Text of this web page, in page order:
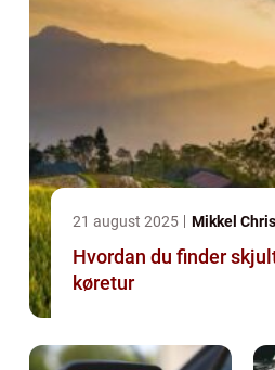
21 august 2025 Mikkel
Hvordan du finder
køretur